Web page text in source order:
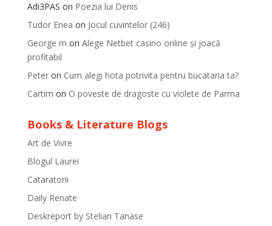
Adi3PAS on Poezia lui Denis
Tudor Enea on Jocul cuvintelor (246)
George m on Alege Netbet casino online și joacă
profitabil
Peteron Cum alegi hota potrivita pentru bucataria ta?
Cartim on O poveste de dragoste cu violete de Parma
Books & Literature Blogs
Art de Vivre
Blogul Laurei
Cataratorii
Daily Renate
Deskreport by Stelian Tanase